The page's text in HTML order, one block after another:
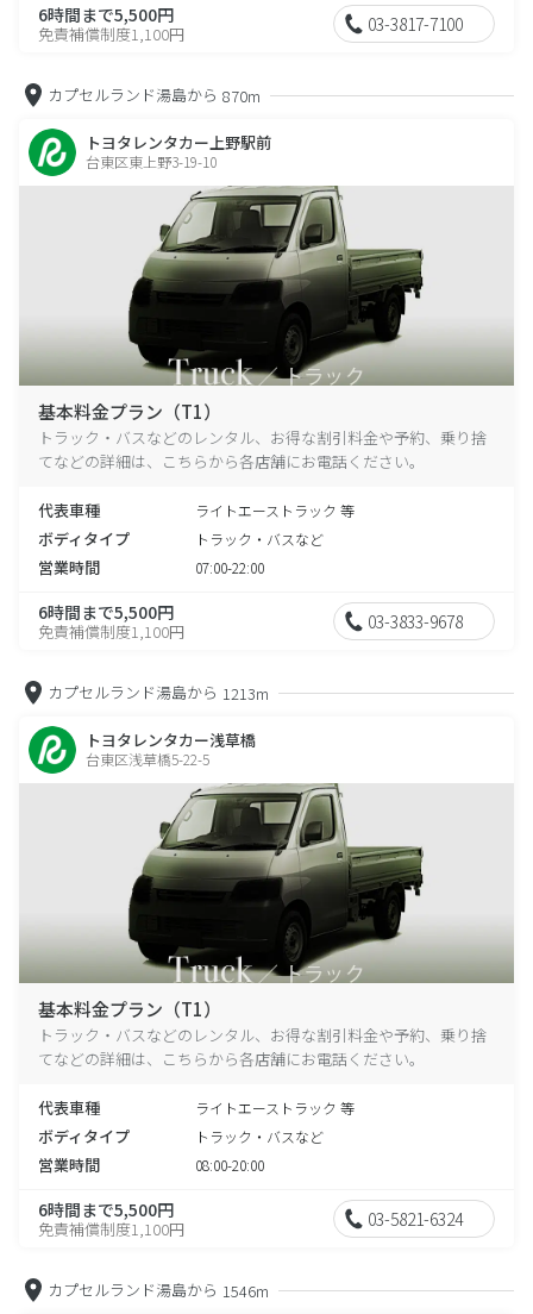
6時間まで5,500円
免責補償制度1,100円 03-3817-7100
カプセルランド湯島から 870m
トヨタレンタカー上野駅前
台東区東上野3-19-10
基本料金プラン（T1）
トラック・バスなどのレンタル、お得な割引料金や予約、乗り捨
てなどの詳細は、こちらから各店舗にお電話ください。
代表車種 ライトエーストラック 等
ボディタイプ トラック・バスなど
営業時間 07:00-22:00
6時間まで5,500円
免責補償制度1,100円 03-3833-9678
カプセルランド湯島から 1213m
トヨタレンタカー浅草橋
台東区浅草橋5-22-5
基本料金プラン（T1）
トラック・バスなどのレンタル、お得な割引料金や予約、乗り捨
てなどの詳細は、こちらから各店舗にお電話ください。
代表車種 ライトエーストラック 等
ボディタイプ トラック・バスなど
営業時間 08:00-20:00
6時間まで5,500円
免責補償制度1,100円 03-5821-6324
カプセルランド湯島から 1546m